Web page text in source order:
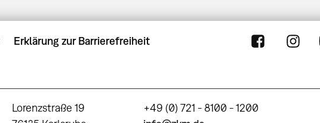
Erklärung zur Barrierefreiheit
Lorenzstraße 19
+49 (0) 721 - 8100 - 1200